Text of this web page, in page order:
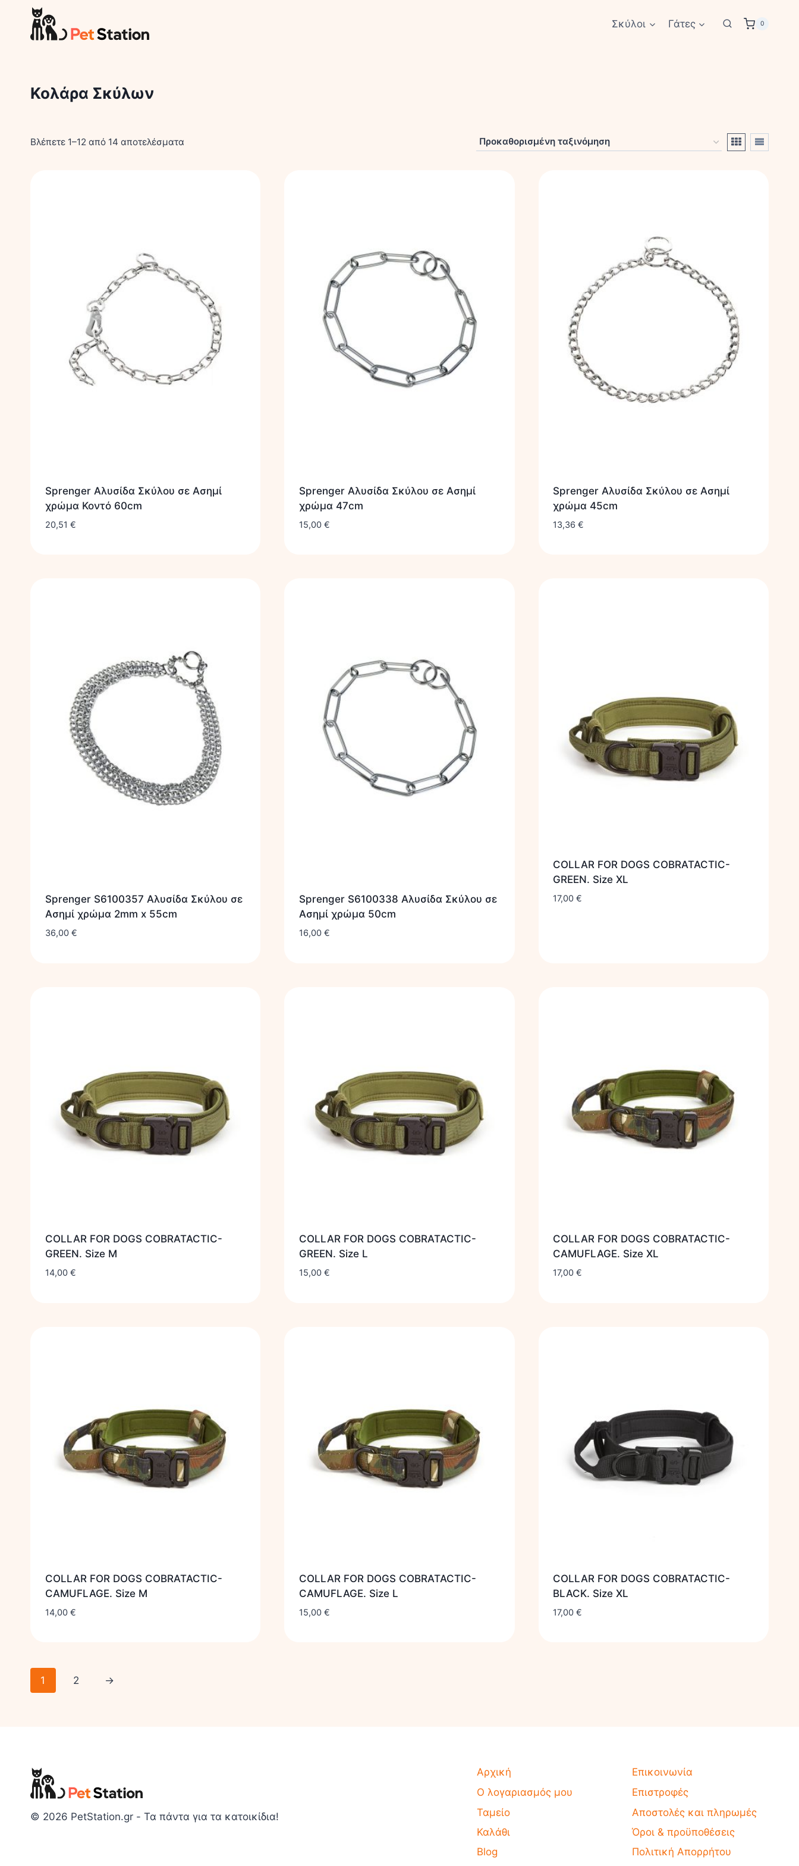
content
Σκύλοι Γάτες 0
Κολάρα Σκύλων
Βλέπετε 1–12 από 14 αποτελέσματα
Sprenger Αλυσίδα Σκύλου σε Ασημί
χρώμα Κοντό 60cm
20,51 €
Sprenger Αλυσίδα Σκύλου σε Ασημί
χρώμα 47cm
15,00 €
Sprenger Αλυσίδα Σκύλου σε Ασημί
χρώμα 45cm
13,36€
Sprenger S6100357 Αλυσίδα Σκύλου σε
Ασημί χρώμα 2mm x 55cm
36,00 €
Sprenger S6100338 Αλυσίδα Σκύλου σε
Ασημί χρώμα 50cm
16,00 €
COLLAR FOR DOGS COBRATACTIC-
GREEN. Size XL
17,00€
COLLAR FOR DOGS COBRATACTIC-
GREEN. Size M
14,00 €
COLLAR FOR DOGS COBRATACTIC-
GREEN. Size L
15,00 €
COLLAR FOR DOGS COBRATACTIC-
CAMUFLAGE. Size XL
17,00€
COLLAR FOR DOGS COBRATACTIC-
CAMUFLAGE. Size M
14,00 €
COLLAR FOR DOGS COBRATACTIC-
CAMUFLAGE. Size L
15,00 €
COLLAR FOR DOGS COBRATACTIC-
BLACK. Size XL
17,00€
1 2 →
© 2026 PetStation.gr - Τα πάντα για τα κατοικίδια!
Αρχική
Ο λογαριασμός μου
Ταμείο
Καλάθι
Blog
Επικοινωνία
Επιστροφές
Αποστολές και πληρωμές
Όροι & προϋποθέσεις
Πολιτική Απορρήτου